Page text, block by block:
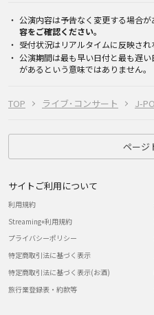
TOP ライブ･コンサート J-
公演内容は予告なく変更する場合
容をご確認ください。
受付状況はリアルタイムに反映され
公演期間は最も早い日付と最も遅
があるという意味ではありません。
ページ
サイトご利用について
利用規約
Streaming+利用規約
プライバシーポリシー
特定商取引法に基づく表示
特定商取引法に基づく表示(お酒)
旅行業登録表・約款等